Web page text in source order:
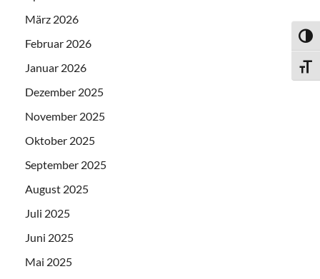
März 2026
Februar 2026
Januar 2026
Dezember 2025
November 2025
Oktober 2025
September 2025
August 2025
Juli 2025
Juni 2025
Mai 2025